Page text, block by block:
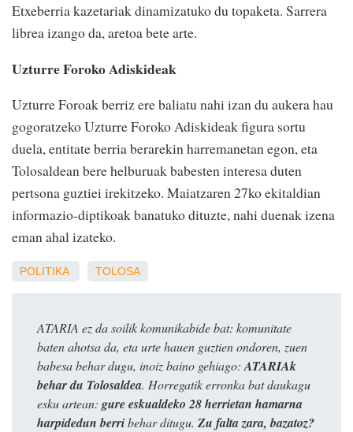
Etxeberria kazetariak dinamizatuko du topaketa. Sarrera
librea izango da, aretoa bete arte.
Uzturre Foroko Adiskideak
Uzturre Foroak berriz ere baliatu nahi izan du aukera hau
gogoratzeko Uzturre Foroko Adiskideak figura sortu
duela, entitate berria berarekin harremanetan egon, eta
Tolosaldean bere helburuak babesten interesa duten
pertsona guztiei irekitzeko. Maiatzaren 27ko ekitaldian
informazio-diptikoak banatuko dituzte, nahi duenak izena
eman ahal izateko.
POLITIKA TOLOSA
ATARIA ez da soilik komunikabide bat: komunitate
baten ahotsa da, eta urte hauen guztien ondoren, zuen
babesa behar dugu, inoiz baino gehiago: ATARIAk
behar du Tolosaldea. Horregatik erronka bat daukagu
esku artean: gure eskualdeko 28 herrietan hamarna
harpidedun berribehar ditugu. Zu falta zara, bazatoz?